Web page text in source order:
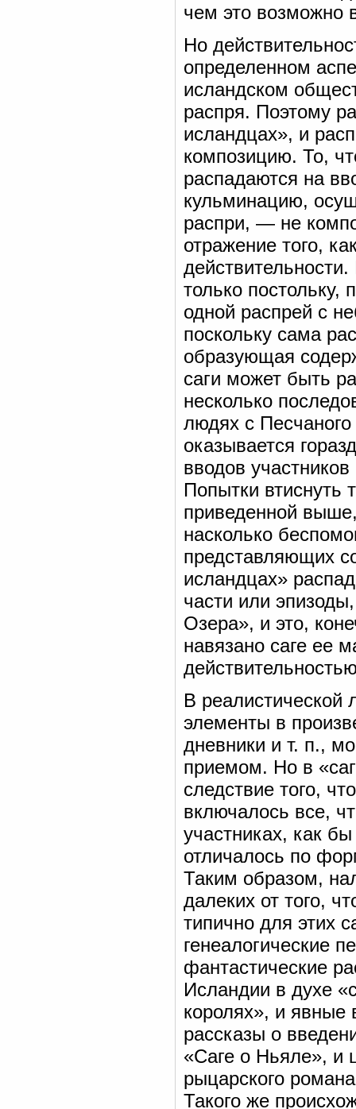
чем это возможно
Но
определенном
исландском
распря. Поэтому
исландцах», и
композицию. То,
распадаются на
кульминацию,
распри, — не
отражение того,
только постольку,
одной распрей с
поскольку сама
образующая
саги может быть
несколько
людях с
оказывается
вводов
Попытки втиснуть
приведенной
насколько
представляющих
исландцах»
части или
Озера», и это,
навязано саге ее
В реалистической
элементы в
дневники и т. п.,
приемом. Но в
следствие того,
включалось все,
участниках, как
отличалось по
Таким образом,
далеких от того,
типично для этих
генеалогические
фантастические
Исландии в духе
королях», и явные
рассказы о
«Саге о Ньяле», и
рыцарского
Такого же